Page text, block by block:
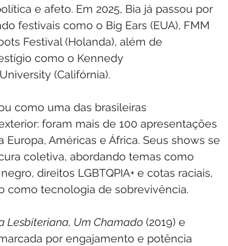
e afeto. Em 2025, Bia já passou por
festivais como o Big Ears (EUA), FMM
Festival (Holanda), além de
como o Kennedy
(Califórnia).
como uma das brasileiras
foram mais de 100 apresentações
Europa, Américas e África. Seus shows se
coletiva, abordando temas como
direitos LGBTQPIA+ e cotas raciais,
como tecnologia de sobrevivência.
Lesbiteriana, Um Chamado (2019) e
por engajamento e potência